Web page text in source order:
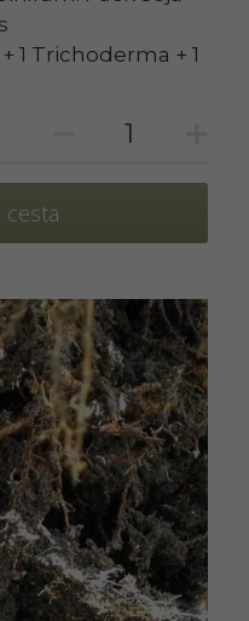
1 Trichoderma + 1
cesta